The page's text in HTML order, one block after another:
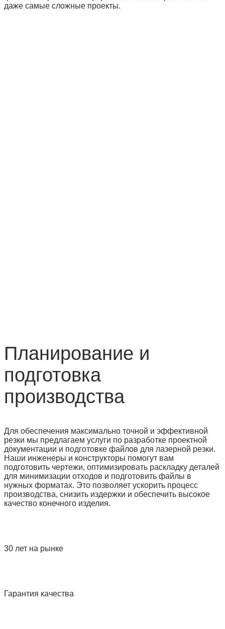
даже самые сложные проекты.
Планирование и
подготовка
производства
Для обеспечения максимально точной и эффективной
резки мы предлагаем услуги по разработке проектной
документации и подготовке файлов для лазерной резки.
Наши инженеры и конструкторы помогут вам
подготовить чертежи, оптимизировать раскладку деталей
для минимизации отходов и подготовить файлы в
нужных форматах. Это позволяет ускорить процесс
производства, снизить издержки и обеспечить высокое
качество конечного изделия.
30 лет на рынке
Гарантия качества